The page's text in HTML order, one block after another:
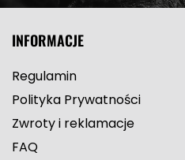
INFORMACJE
Regulamin
Polityka Prywatności
Zwroty i reklamacje
FAQ